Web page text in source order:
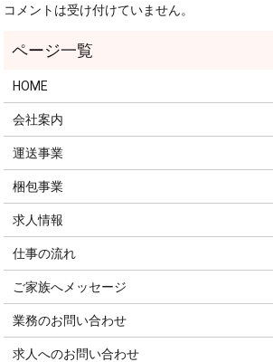
コメントは受け付けていません。
HOME
会社案内
運送事業
梱包事業
求人情報
仕事の流れ
ご家族へメッセージ
業務のお問い合わせ
求人へのお問い合わせ